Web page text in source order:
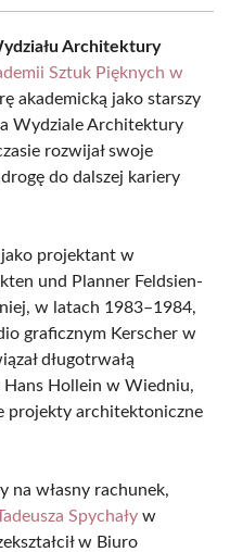
Architektury
Sztuk Pięknych w
akademicką jako starszy
Wydziale Architektury
rozwijał swoje
do dalszej kariery
projektant w
und Planner Feldsien-
w latach 1983–1984,
graficznym Kerscher w
długotrwałą
Hans Hollein w Wiedniu,
projekty architektoniczne
na własny rachunek,
Spychały w
w Biuro